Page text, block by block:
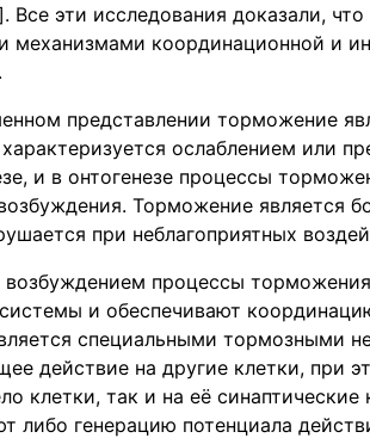
Все эти исследования доказали,
механизмами координационной и
представлении торможение
ослаблением или
и в онтогенезе процессы
Торможение является
при неблагоприятных
возбуждением процессы
и обеспечивают
специальными тормозными
действие на другие клетки, при
клетки, так и на её
либо генерацию потенциала